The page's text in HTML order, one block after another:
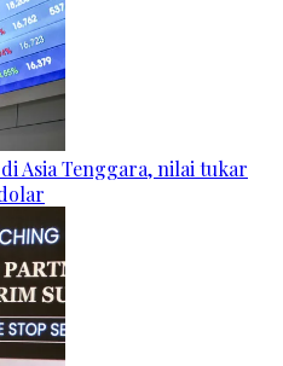
Asia Tenggara, nilai tukar